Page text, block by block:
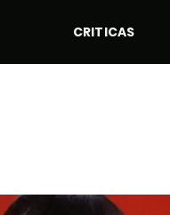
CRITICAS